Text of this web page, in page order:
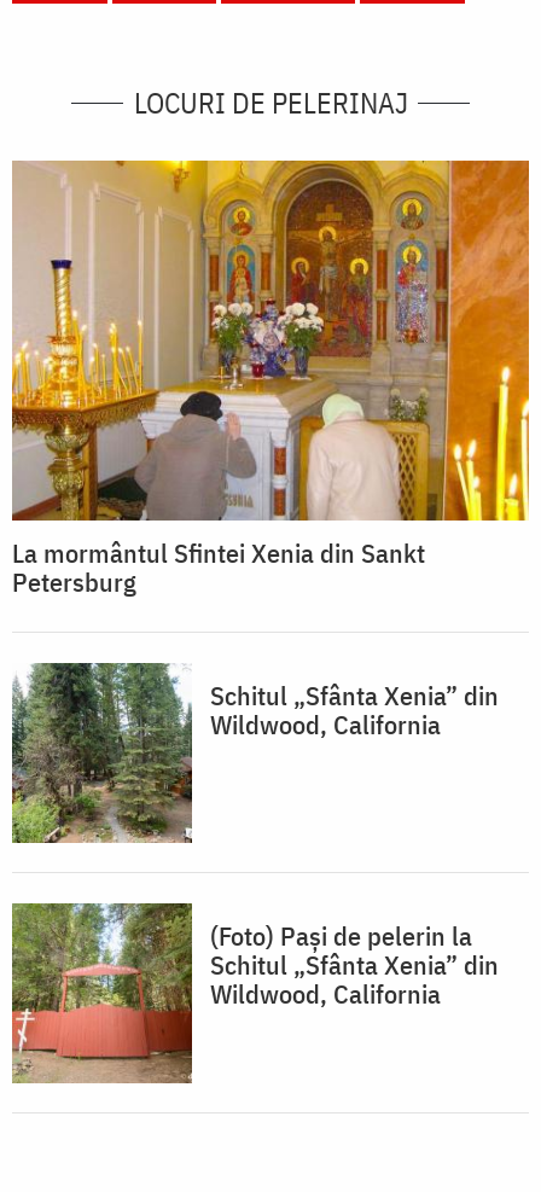
LOCURI DE PELERINAJ
La mormântul Sfintei Xenia din Sankt
Petersburg
Schitul „Sfânta Xenia” din
Wildwood, California
(Foto) Paşi de pelerin la
Schitul „Sfânta Xenia” din
Wildwood, California